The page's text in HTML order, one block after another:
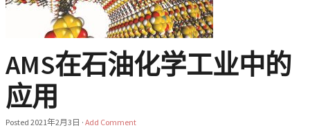
AMS在石油化学工业中的
应用
Posted 2021年2月3日 · Add Comment